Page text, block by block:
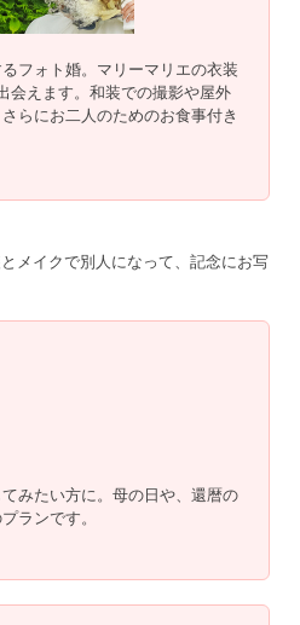
フォト婚。マリーマリエの衣装
会えます。和装での撮影や屋外
らにお二人のためのお食事付き
みたい方に。母の日や、還暦の
ランです。